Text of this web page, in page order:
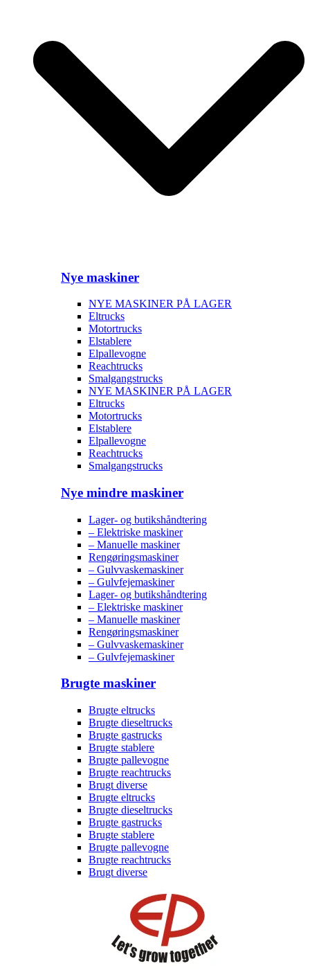
Nye maskiner
NYE MASKINER PÅ LAGER
Eltrucks
Motortrucks
Elstablere
Elpallevogne
Reachtrucks
Smalgangstrucks
NYE MASKINER PÅ LAGER
Eltrucks
Motortrucks
Elstablere
Elpallevogne
Reachtrucks
Smalgangstrucks
Nye mindre maskiner
Lager- og butikshåndtering
– Elektriske maskiner
– Manuelle maskiner
Rengøringsmaskiner
– Gulvvaskemaskiner
– Gulvfejemaskiner
Lager- og butikshåndtering
– Elektriske maskiner
– Manuelle maskiner
Rengøringsmaskiner
– Gulvvaskemaskiner
– Gulvfejemaskiner
Brugte maskiner
Brugte eltrucks
Brugte dieseltrucks
Brugte gastrucks
Brugte stablere
Brugte pallevogne
Brugte reachtrucks
Brugt diverse
Brugte eltrucks
Brugte dieseltrucks
Brugte gastrucks
Brugte stablere
Brugte pallevogne
Brugte reachtrucks
Brugt diverse